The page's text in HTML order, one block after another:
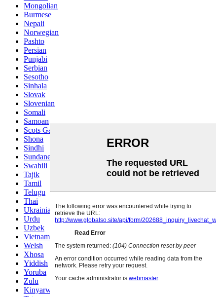
Mongolian
Burmese
Nepali
Norwegian
Pashto
Persian
Punjabi
Serbian
Sesotho
Sinhala
Slovak
Slovenian
Somali
Samoan
Scots Gaelic
Shona
Sindhi
Sundanese
Swahili
Tajik
Tamil
Telugu
Thai
Ukrainian
Urdu
Uzbek
Vietnamese
Welsh
Xhosa
Yiddish
Yoruba
Zulu
Kinyarwanda